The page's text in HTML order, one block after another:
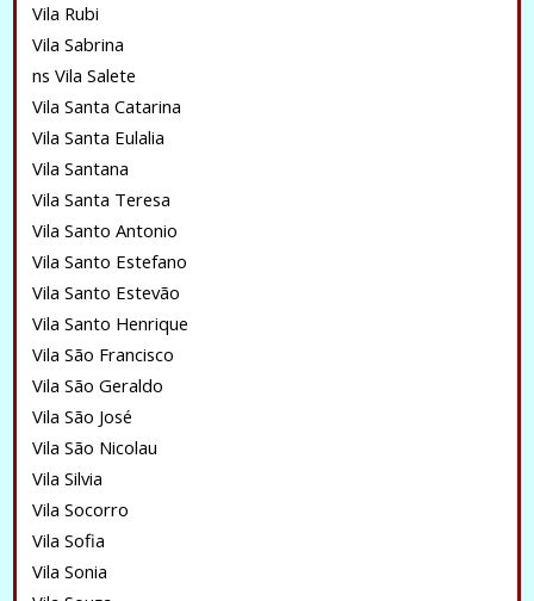
Vila Rubi
Vila Sabrina
ns Vila Salete
Vila Santa Catarina
Vila Santa Eulalia
Vila Santana
Vila Santa Teresa
Vila Santo Antonio
Vila Santo Estefano
Vila Santo Estevão
Vila Santo Henrique
Vila São Francisco
Vila São Geraldo
Vila São José
Vila São Nicolau
Vila Silvia
Vila Socorro
Vila Sofia
Vila Sonia